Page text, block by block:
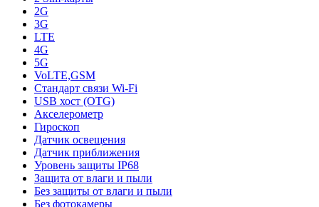
2G
3G
LTE
4G
5G
VoLTE,GSM
Стандарт связи Wi-Fi
USB хост (OTG)
Акселерометр
Гироскоп
Датчик освещения
Датчик приближения
Уровень защиты IP68
Защита от влаги и пыли
Без защиты от влаги и пыли
Без фотокамеры